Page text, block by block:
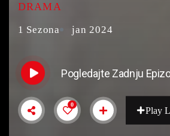
DRAMA
1 Sezona jan 2024
Pogledajte Zadnju
0
Play